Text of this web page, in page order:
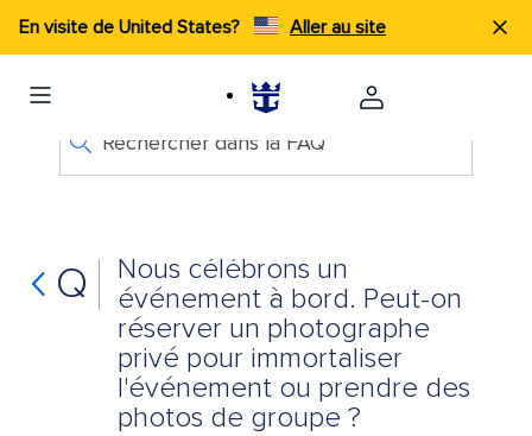
En visite de United States? Aller au site
Rechercher dans la FAQ
Q
Nous célébrons un
événement à bord. Peut-on
réserver un photographe
privé pour immortaliser
l'événement ou prendre des
photos de groupe ?